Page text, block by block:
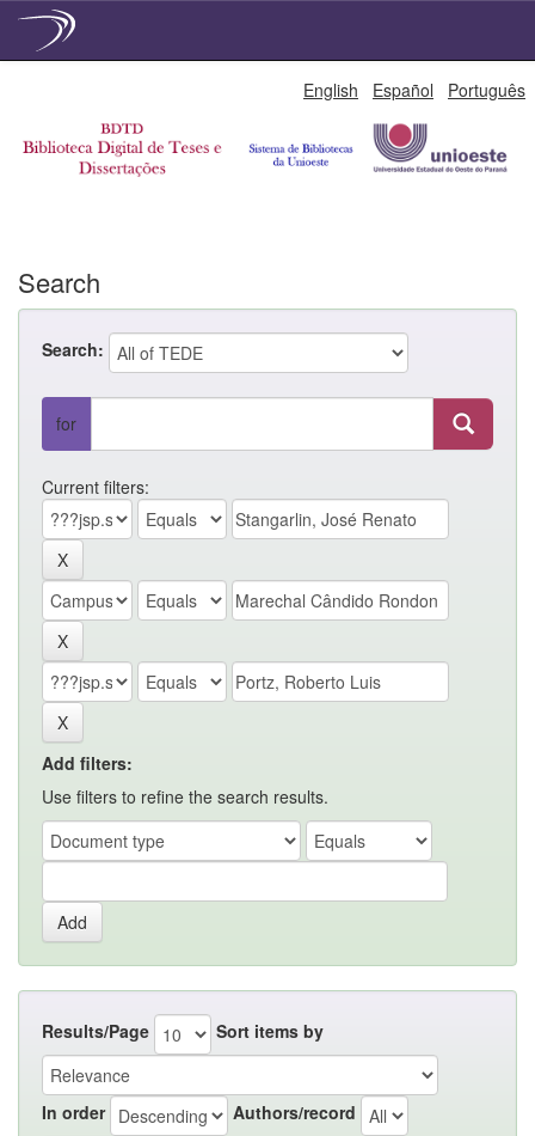
English Español Português
Search
Search:
for
Current filters:
Add filters:
Use filters to refine the search results.
Results/Page Sort items by
In order Authors/record